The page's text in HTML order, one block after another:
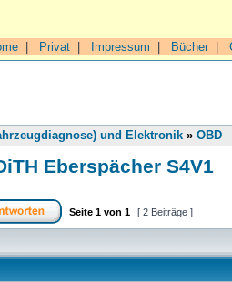
Privat Impressum Bücher|
und Elektronik » OBD
Eberspächer S4V1
Seite 1 von 1 [ 2 Beiträge ]